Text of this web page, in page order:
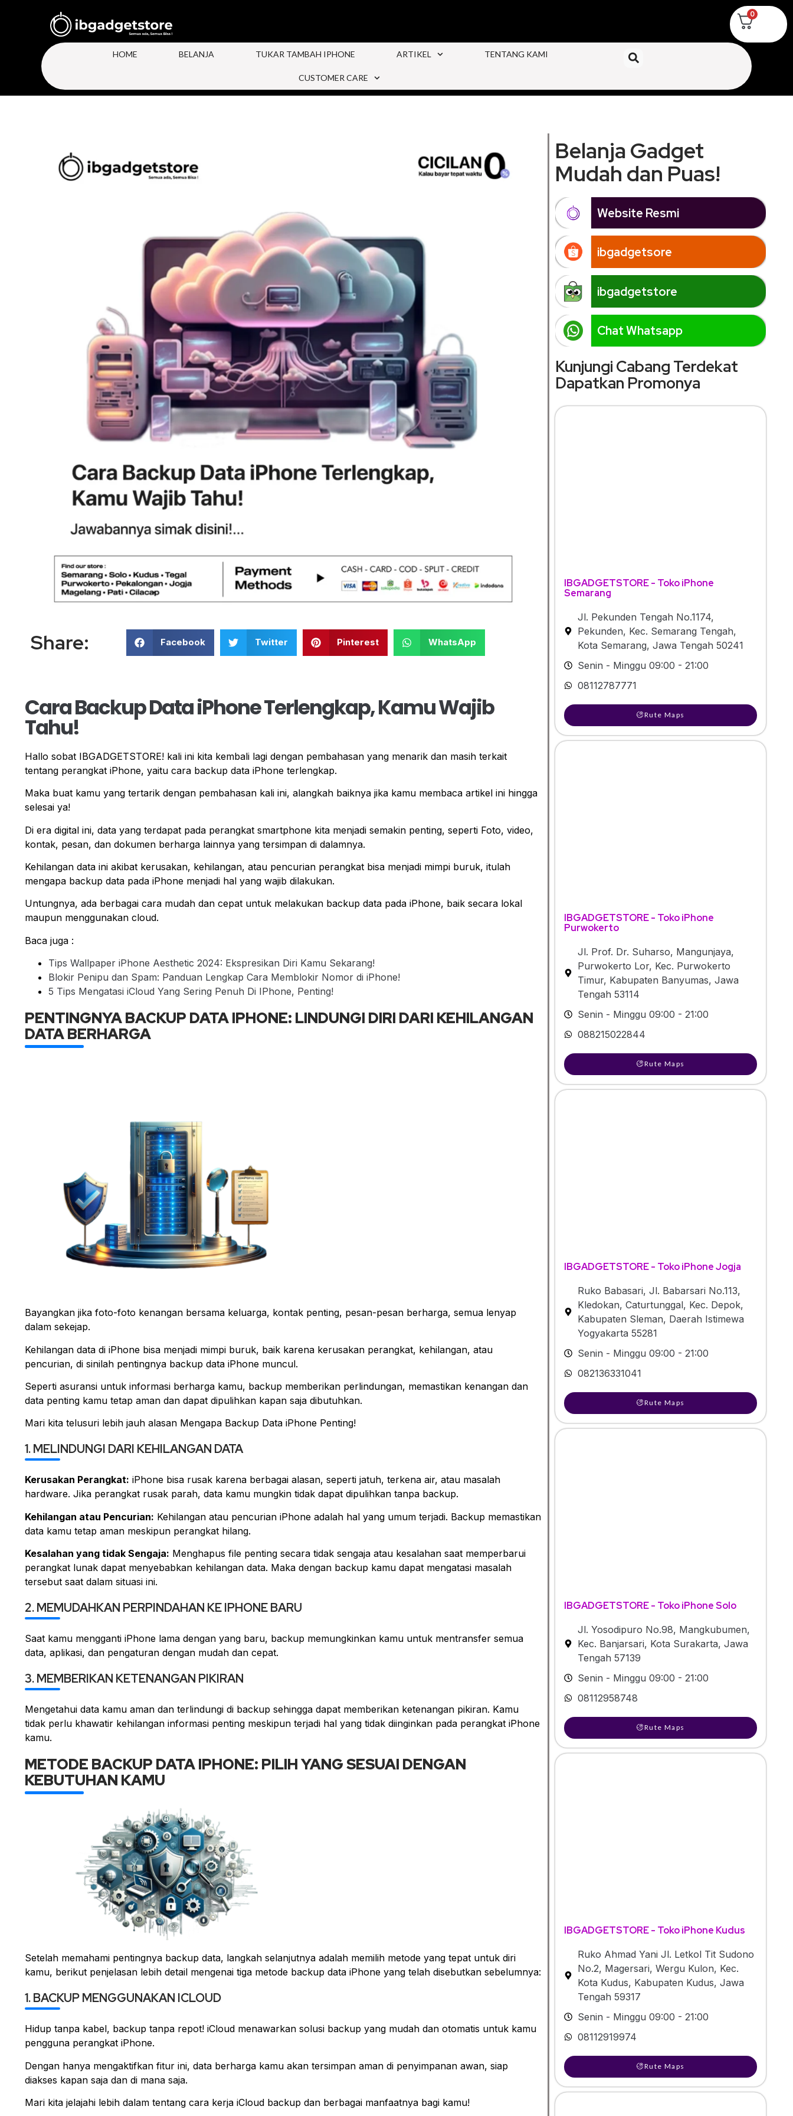
0
HOME BELANJA TUKAR TAMBAH IPHONE ARTIKEL TENTANG KAMI
CUSTOMER CARE
Share: Facebook Twitter Pinterest WhatsApp
Cara Backup Data iPhone Terlengkap, Kamu Wajib
Tahu!
Hallo sobat IBGADGETSTORE! kali ini kita kembali lagi dengan pembahasan yang menarik dan masih terkait
tentang perangkat iPhone, yaitu cara backup data iPhone terlengkap.
Maka buat kamu yang tertarik dengan pembahasan kali ini, alangkah baiknya jika kamu membaca artikel ini hingga
selesai ya!
Di era digital ini, data yang terdapat pada perangkat smartphone kita menjadi semakin penting, seperti Foto, video,
kontak, pesan, dan dokumen berharga lainnya yang tersimpan di dalamnya.
Kehilangan data ini akibat kerusakan, kehilangan, atau pencurian perangkat bisa menjadi mimpi buruk, itulah
mengapa backup data pada iPhone menjadi hal yang wajib dilakukan.
Untungnya, ada berbagai cara mudah dan cepat untuk melakukan backup data pada iPhone, baik secara lokal
maupun menggunakan cloud.
Baca juga :
Tips Wallpaper iPhone Aesthetic 2024: Ekspresikan Diri Kamu Sekarang!
Blokir Penipu dan Spam: Panduan Lengkap Cara Memblokir Nomor di iPhone!
5 Tips Mengatasi iCloud Yang Sering Penuh Di IPhone, Penting!
PENTINGNYA BACKUP DATA IPHONE: LINDUNGI DIRI DARI KEHILANGAN
DATA BERHARGA
Bayangkan jika foto-foto kenangan bersama keluarga, kontak penting, pesan-pesan berharga, semua lenyap
dalam sekejap.
Kehilangan data di iPhone bisa menjadi mimpi buruk, baik karena kerusakan perangkat, kehilangan, atau
pencurian, di sinilah pentingnya backup data iPhone muncul.
Seperti asuransi untuk informasi berharga kamu, backup memberikan perlindungan, memastikan kenangan dan
data penting kamu tetap aman dan dapat dipulihkan kapan saja dibutuhkan.
Mari kita telusuri lebih jauh alasan Mengapa Backup Data iPhone Penting!
1. MELINDUNGI DARI KEHILANGAN DATA
Kerusakan Perangkat: iPhone bisa rusak karena berbagai alasan, seperti jatuh, terkena air, atau masalah
hardware. Jika perangkat rusak parah, data kamu mungkin tidak dapat dipulihkan tanpa backup.
Kehilangan atau Pencurian: Kehilangan atau pencurian iPhone adalah hal yang umum terjadi. Backup memastikan
data kamu tetap aman meskipun perangkat hilang.
Kesalahan yang tidak Sengaja: Menghapus file penting secara tidak sengaja atau kesalahan saat memperbarui
perangkat lunak dapat menyebabkan kehilangan data. Maka dengan backup kamu dapat mengatasi masalah
tersebut saat dalam situasi ini.
2. MEMUDAHKAN PERPINDAHAN KE IPHONE BARU
Saat kamu mengganti iPhone lama dengan yang baru, backup memungkinkan kamu untuk mentransfer semua
data, aplikasi, dan pengaturan dengan mudah dan cepat.
3. MEMBERIKAN KETENANGAN PIKIRAN
Mengetahui data kamu aman dan terlindungi di backup sehingga dapat memberikan ketenangan pikiran. Kamu
tidak perlu khawatir kehilangan informasi penting meskipun terjadi hal yang tidak diinginkan pada perangkat iPhone
kamu.
METODE BACKUP DATA IPHONE: PILIH YANG SESUAI DENGAN
KEBUTUHAN KAMU
Setelah memahami pentingnya backup data, langkah selanjutnya adalah memilih metode yang tepat untuk diri
kamu, berikut penjelasan lebih detail mengenai tiga metode backup data iPhone yang telah disebutkan sebelumnya:
1. BACKUP MENGGUNAKAN ICLOUD
Hidup tanpa kabel, backup tanpa repot! iCloud menawarkan solusi backup yang mudah dan otomatis untuk kamu
pengguna perangkat iPhone.
Dengan hanya mengaktifkan fitur ini, data berharga kamu akan tersimpan aman di penyimpanan awan, siap
diakses kapan saja dan di mana saja.
Mari kita jelajahi lebih dalam tentang cara kerja iCloud backup dan berbagai manfaatnya bagi kamu!
Belanja Gadget
Mudah dan Puas!
Website Resmi
ibgadgetsore
ibgadgetstore
Chat Whatsapp
Kunjungi Cabang Terdekat
Dapatkan Promonya
IBGADGETSTORE - Toko iPhone
Semarang
Jl. Pekunden Tengah No.1174,
Pekunden, Kec. Semarang Tengah,
Kota Semarang, Jawa Tengah 50241
Senin - Minggu 09:00 - 21:00
08112787771
Rute Maps
IBGADGETSTORE - Toko iPhone
Purwokerto
Jl. Prof. Dr. Suharso, Mangunjaya,
Purwokerto Lor, Kec. Purwokerto
Timur, Kabupaten Banyumas, Jawa
Tengah 53114
Senin - Minggu 09:00 - 21:00
088215022844
Rute Maps
IBGADGETSTORE - Toko iPhone Jogja
Ruko Babasari, Jl. Babarsari No.113,
Kledokan, Caturtunggal, Kec. Depok,
Kabupaten Sleman, Daerah Istimewa
Yogyakarta 55281
Senin - Minggu 09:00 - 21:00
082136331041
Rute Maps
IBGADGETSTORE - Toko iPhone Solo
Jl. Yosodipuro No.98, Mangkubumen,
Kec. Banjarsari, Kota Surakarta, Jawa
Tengah 57139
Senin - Minggu 09:00 - 21:00
08112958748
Rute Maps
IBGADGETSTORE - Toko iPhone Kudus
Ruko Ahmad Yani Jl. Letkol Tit Sudono
No.2, Magersari, Wergu Kulon, Kec.
Kota Kudus, Kabupaten Kudus, Jawa
Tengah 59317
Senin - Minggu 09:00 - 21:00
08112919974
Rute Maps